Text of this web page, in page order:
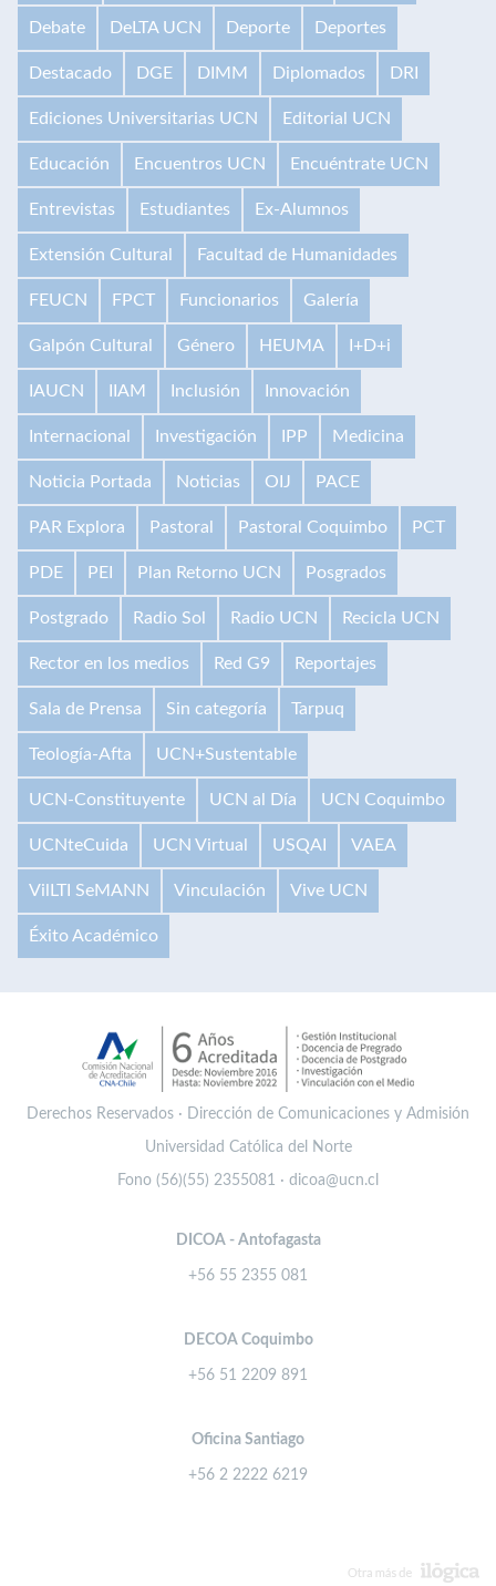
Debate DeLTA UCN Deporte Deportes
Destacado DGE DIMM Diplomados DRI
Ediciones Universitarias UCN Editorial UCN
Educación Encuentros UCN Encuéntrate UCN
Entrevistas Estudiantes Ex-Alumnos
Extensión Cultural Facultad de Humanidades
FEUCN FPCT Funcionarios Galería
Galpón Cultural Género HEUMA I+D+i
IAUCN IIAM Inclusión Innovación
Internacional Investigación IPP Medicina
Noticia Portada Noticias OIJ PACE
PAR Explora Pastoral Pastoral Coquimbo PCT
PDE PEI Plan Retorno UCN Posgrados
Postgrado Radio Sol Radio UCN Recicla UCN
Rector en los medios Red G9 Reportajes
Sala de Prensa Sin categoría Tarpuq
Teología-Afta UCN+Sustentable
UCN-Constituyente UCN al Día UCN Coquimbo
UCNteCuida UCN Virtual USQAI VAEA
VilLTI SeMANN Vinculación Vive UCN
Éxito Académico
Derechos Reservados · Dirección de Comunicaciones y Admisión
Universidad Católica del Norte
Fono (56)(55) 2355081 · dicoa@ucn.cl
DICOA - Antofagasta
+56 55 2355 081
DECOA Coquimbo
+56 51 2209 891
Oficina Santiago
+56 2 2222 6219